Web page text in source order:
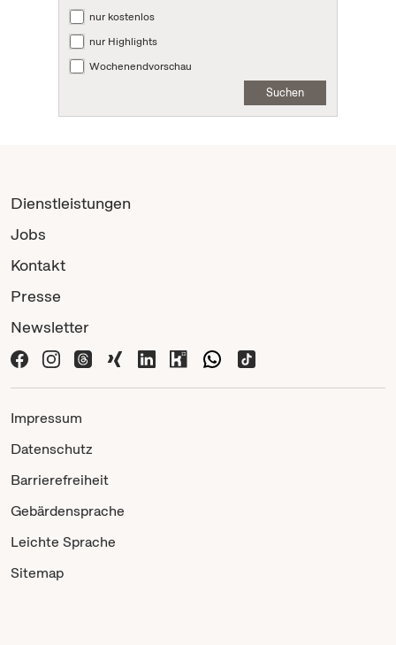
nur kostenlos
nur Highlights
Wochenendvorschau
Suchen
Dienstleistungen
Jobs
Kontakt
Presse
Newsletter
Impressum
Datenschutz
Barrierefreiheit
Gebärdensprache
Leichte Sprache
Sitemap